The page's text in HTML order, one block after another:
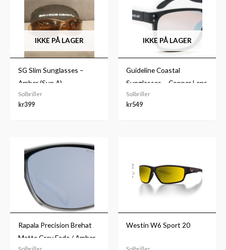
IKKE PÅ LAGER
SG Slim Sunglasses –
Amber (Sun A)
Solbriller
kr399
IKKE PÅ LAGER
Guideline Coastal
Sunglasses – Copper Lens
Solbriller
kr549
Rapala Precision Brehat
Matte Grey Fade / Amber
Westin W6 Sport 20